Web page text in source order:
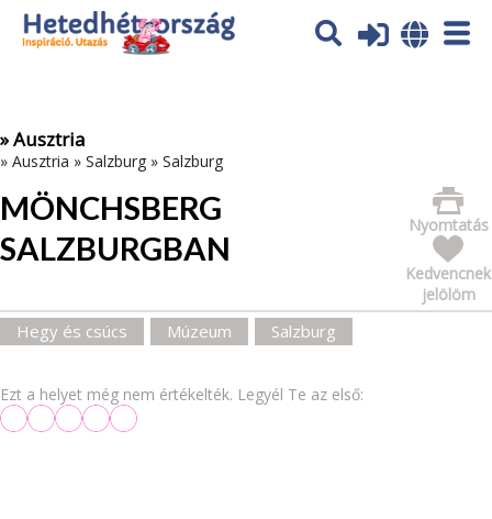
Az oldal sütiket (cookies) használ. További tájékoztatás itt:
Adatvédelmi tájékoztató
» Ausztria
» Ausztria » Salzburg » Salzburg
MÖNCHSBERG
SALZBURGBAN
Nyomtatás
Kedvencnek
jelölöm
Hegy és csúcs Múzeum Salzburg
Ezt a helyet még nem értékelték. Legyél Te az első: